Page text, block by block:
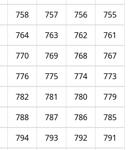
755
756
757
758
761
762
763
764
767
768
769
770
773
774
775
776
779
780
781
782
785
786
787
788
791
792
793
794